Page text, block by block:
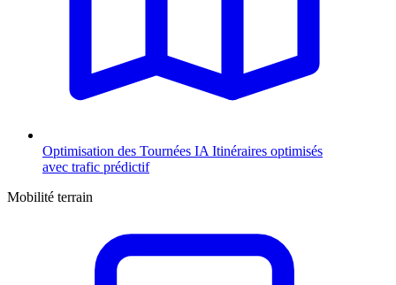
Optimisation des Tournées IA Itinéraires optimisés
avec trafic prédictif
Mobilité terrain